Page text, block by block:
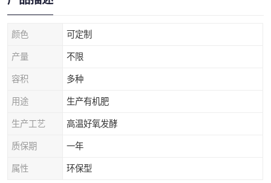
颜色 可定制
产量 不限
容积 多种
用途 生产有机肥
生产工艺 高温好氧发酵
质保期 一年
属性 环保型